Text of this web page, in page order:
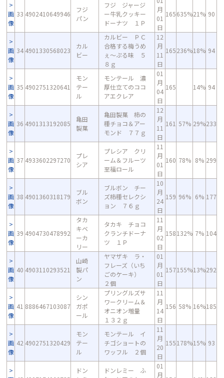
画
像
33 4902410649946
フジ
パン
フジ ジャージ
ー牛乳クッキー
ドーナツ １Ｐ
月
01
日
165635%21% 90
画
像
34 4901330568023
カル
ビー
カルビー ＰＣ
合格する梅うめ
ぇ～ぷる味 ５
８ｇ
12
月
11
日
165236%18% 94
画
像
35 4902751320641
モン
テー
ル
モンテール 濃
厚仕立てのココ
アエクレア
01
月
04
日
165 14% 94
画
像
36 4901313192085
亀田
製菓
亀田製菓 柿の
種チョコ＆アー
モンド ７７ｇ
12
月
11
日
161 57% 29%233
画
像
37 4933602297270
プレ
シア
プレシア クリ
ーム＆フルーツ
至福ロール
11
月
01
日
160 78% 8% 299
画
像
38 4901360318179
ブル
ボン
ブルボン チー
ズ柿種セレクシ
ョン ７６ｇ
10
月
24
日
159 96% 6% 177
画
像
39 4904730478992
タカ
キベ
ーカ
リー
タカキ チョコ
クランチドーナ
ツ １Ｐ
11
月
02
日
158132% 7% 104
画
像
40 4903110293521
山崎
製パ
ン
ヤマザキ ラ・
フレーズ（いち
ごのケーキ）
２個
01
月
01
日
157155%13%292
画
像
41 8886467103087
シン
ガポ
ール
プリングルズサ
ワークリーム＆
オニオン増量
１３２ｇ
11
月
14
日
156 58% 16%185
画
像
42 4902751320429
モン
テー
ル
モンテール イ
チゴショートの
ワッフル ２個
11
月
20
日
155178%15% 93
ドン
ドンレミー ふ
01
月